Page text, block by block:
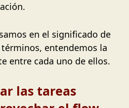
en el significado de
entendemos la
entre cada uno de ellos.
las tareas